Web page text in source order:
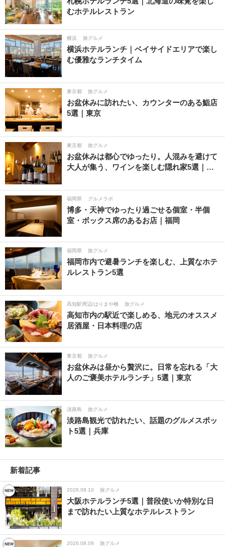
むホテルレストラン
横浜 旅グルメ
横浜ホテルランチ｜ベイサイドエリアで楽し
む優雅なランチタイム
東京都 旅グルメ
お盆休みに訪れたい、カウンターのある鮨店
5選｜東京
東京都 旅グルメ
お盆休みは都心でゆったり。人混みを避けて
大人が集う、ワインを楽しむ隠れ家5選｜…
福岡県 グルメラボ
博多・天神でゆったり過ごせる個室・半個
室・ボックス席のあるお店｜福岡
福岡県 旅グルメ
福岡市内で避暑ランチを楽しむ、上質なホテ
ルレストラン5選
高知駅周辺/はりまや橋 旅グルメ
高知市内の駅近で楽しめる、地元のオススメ
居酒屋・日本料理の店
東京都 旅グルメ
お盆休みは昼から贅沢に。日常を忘れる「大
人のご褒美ホテルランチ」5選｜東京
淡路島 旅グルメ
淡路島観光で訪れたい、話題のグルメスポッ
ト5選｜兵庫
新着記事
2026.08.10 旅グルメ
大阪ホテルランチ5選｜普段使いか特別な日
まで訪れたい上質なホテルレストラン
2026.08.09 旅グルメ